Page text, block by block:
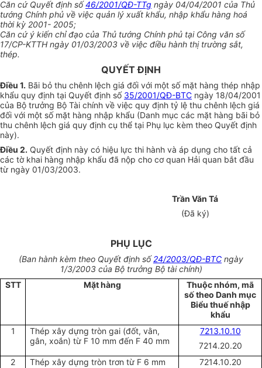
Căn cứ Quyết định số46/2001/QĐ-TTg ngày 04/04/2001 của Thủ
tướng Chính phủ về việc quản lý xuất khẩu, nhập khẩu hàng hoá
thời kỳ 2001- 2005;
Căn cứ ý kiến chỉ đạo của Thủ tướng Chính phủ tại Công văn số
17/CP-KTTH ngày 01/03/2003 về việc điều hành thị trường sắt,
thép.
QUYẾT ĐỊNH
Điều 1. Bãi bỏ thu chênh lệch giá đối với một số mặt hàng thép nhập
khẩu quy định tại Quyết định số 35/2001/QĐ-BTC ngày 18/04/2001
của Bộ trưởng Bộ Tài chính về việc quy định tỷ lệ thu chênh lệch giá
đối với một số mặt hàng nhập khẩu (Danh mục các mặt hàng bãi bỏ
thu chênh lệch giá quy định cụ thể tại Phụ lục kèm theo Quyết định
này).
Điều 2. Quyết định này có hiệu lực thi hành và áp dụng cho tất cả
các tờ khai hàng nhập khẩu đã nộp cho cơ quan Hải quan bắt đầu
từ ngày 01/03/2003.
Trần Văn Tá
(Đã ký)
PHỤ LỤC
(Ban hành kèm theo Quyết định số24/2003/QĐ-BTC ngày
1/3/2003 của Bộ trưởng Bộ tài chính)
STT
Mặt hàng
Thuộc nhóm, mã
số theo Danh mục
Biểu thuế nhập
khẩu
1
Thép xây dựng tròn gai (đốt, vằn,
gân, xoắn) từ F 10 mm đến F 40 mm
7213.10.10
7214.20.20
2
Thép xây dựng tròn trơn từ F 6 mm
7214.10.20